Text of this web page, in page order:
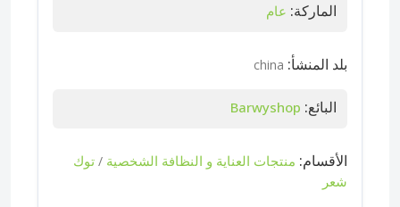
الماركة: عام
بلد المنشأ: china
البائع: Barwyshop
الأقسام: منتجات العناية و النظافة الشخصية / توك
شعر